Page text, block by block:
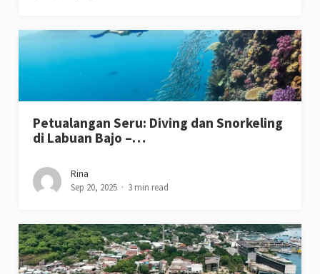
Petualangan Seru: Diving dan Snorkeling
di Labuan Bajo –…
Rina
Sep 20, 2025
3 min read